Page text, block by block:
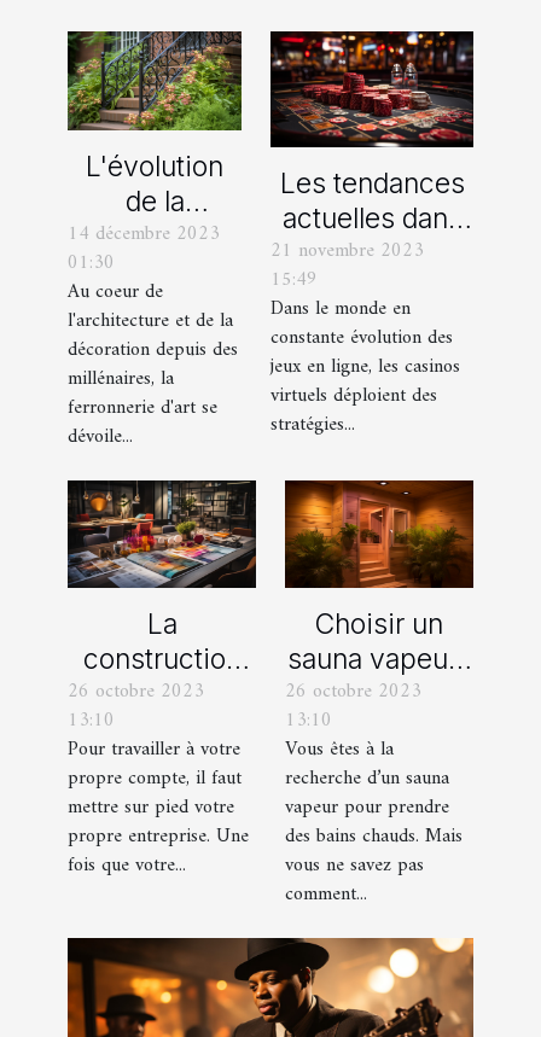
L'évolution
de la
ferronnerie
d'art à travers
les siècles
14 décembre 2023
01:30
Au coeur de
l'architecture et de la
décoration depuis des
millénaires, la
ferronnerie d'art se
dévoile...
Les tendances
actuelles dans
les offres
promotionnelles
des casinos en
ligne
21 novembre 2023
15:49
Dans le monde en
constante évolution des
jeux en ligne, les casinos
virtuels déploient des
stratégies...
La
construction
d’une identité
d’entreprise :
que faut-il en
savoir ?
26 octobre 2023
13:10
Pour travailler à votre
propre compte, il faut
mettre sur pied votre
propre entreprise. Une
fois que votre...
Choisir un
sauna vapeur :
comment s’y
prendre ?
26 octobre 2023
13:10
Vous êtes à la
recherche d’un sauna
vapeur pour prendre
des bains chauds. Mais
vous ne savez pas
comment...